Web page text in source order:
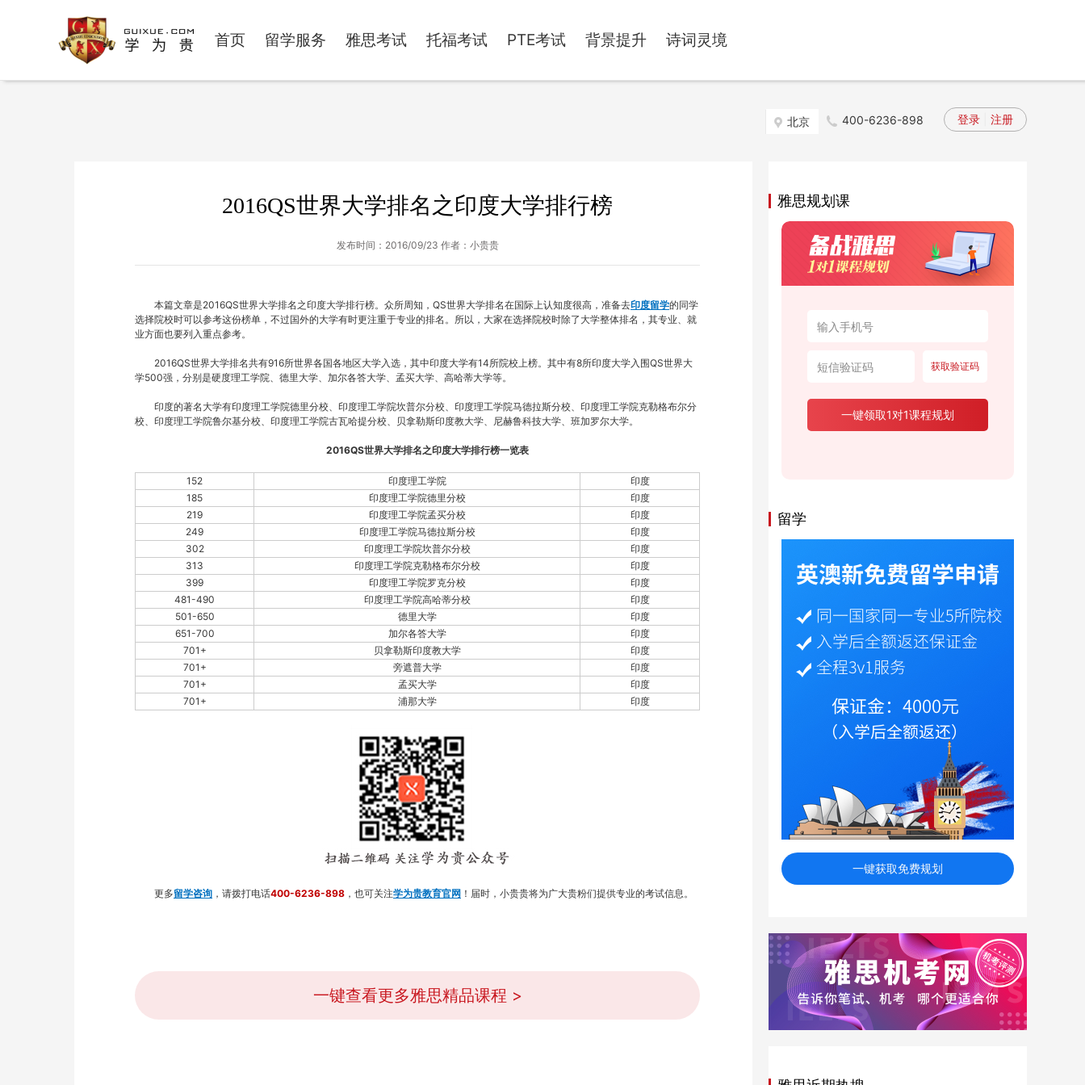
首页 留学服务 雅思考试 托福考试 PTE考试 背景提升 诗词灵境
北京 400-6236-898 登录 注册
2016QS世界大学排名之印度大学排行榜
发布时间：2016/09/23 作者：小贵贵
本篇文章是2016QS世界大学排名之印度大学排行榜。众所周知，QS世界大学排名在国际上认知度很高，准备去印度留学的同学
选择院校时可以参考这份榜单，不过国外的大学有时更注重于专业的排名。所以，大家在选择院校时除了大学整体排名，其专业、就
业方面也要列入重点参考。
2016QS世界大学排名共有916所世界各国各地区大学入选，其中印度大学有14所院校上榜。其中有8所印度大学入围QS世界大
学500强，分别是硬度理工学院、德里大学、加尔各答大学、孟买大学、高哈蒂大学等。
印度的著名大学有印度理工学院德里分校、印度理工学院坎普尔分校、印度理工学院马德拉斯分校、印度理工学院克勒格布尔分
校、印度理工学院鲁尔基分校、印度理工学院古瓦哈提分校、贝拿勒斯印度教大学、尼赫鲁科技大学、班加罗尔大学。
2016QS世界大学排名之印度大学排行榜一览表
152 印度理工学院
印度
185
印度理工学院德里分校
印度
219
印度理工学院孟买分校
印度
249
印度理工学院马德拉斯分校
印度
302
印度理工学院坎普尔分校
印度
313
印度理工学院克勒格布尔分校
印度
399
印度理工学院罗克分校
印度
481-490
印度理工学院高哈蒂分校
印度
501-650
德里大学
印度
651-700
加尔各答大学
印度
701+
贝拿勒斯印度教大学
印度
701+
旁遮普大学
印度
701+
孟买大学
印度
701+
浦那大学 印度
更多留学咨询 ，请拨打电话400-6236-898 ，也可关注学为贵教育官网 ！届时，小贵贵将为广大贵粉们提供专业的考试信息。
一键查看更多雅思精品课程 >
雅思规划课
获取验证码
一键领取1对1课程规划
留学
一键获取免费规划